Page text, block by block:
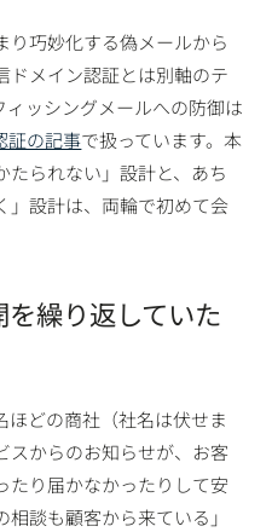
り巧妙化する偽メールから
ドメイン認証とは別軸のテ
ッシングメールへの防御は
証の記事で扱っています。本
られない」設計と、あち
」設計は、両輪で初めて会
繰り返していた
ほどの商社（社名は伏せま
スからのお知らせが、お客
たり届かなかったりして安
談も顧客から来ている」